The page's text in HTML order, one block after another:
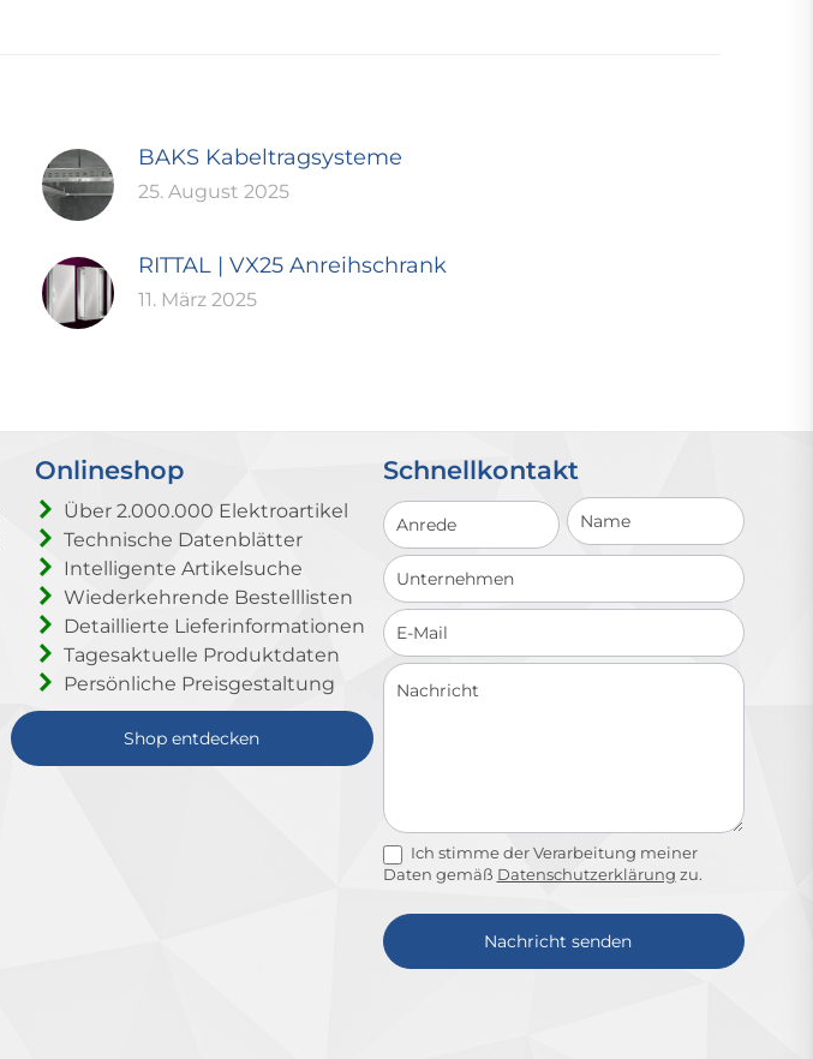
BAKS Kabeltragsysteme
25. August 2025
RITTAL | VX25 Anreihschrank
11. März 2025
Onlineshop
Über 2.000.000 Elektroartikel
Technische Datenblätter
Intelligente Artikelsuche
Wiederkehrende Bestelllisten
Detaillierte Lieferinformationen
Tagesaktuelle Produktdaten
Persönliche Preisgestaltung
Shop entdecken
Schnellkontakt
Schnellkontakt
Ich stimme der Verarbeitung meiner
Daten gemäß Datenschutzerklärung zu.
Nachricht senden